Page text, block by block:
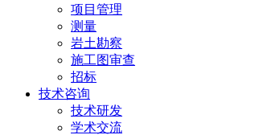
项目管理
测量
岩土勘察
施工图审查
招标
技术咨询
技术研发
学术交流